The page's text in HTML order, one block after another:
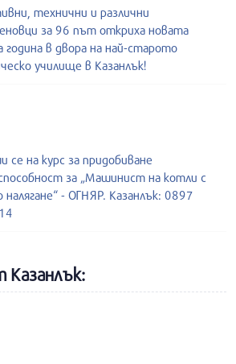
технични и различни
за 96 път откриха новата
година в двора на най-старото
училище в Казанлък!
се на курс за придобиване
за „Машинист на котли с
налягане“ - ОГНЯР. Казанлък: 0897